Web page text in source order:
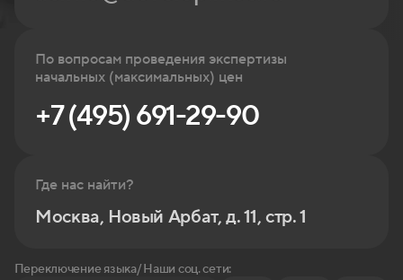
По вопросам проведения экспертизы
начальных (максимальных) цен
+7 (495) 691-29-90
Где нас найти?
Москва, Новый Арбат, д. 11, стр. 1
Переключение языка/ Наши соц. сети: